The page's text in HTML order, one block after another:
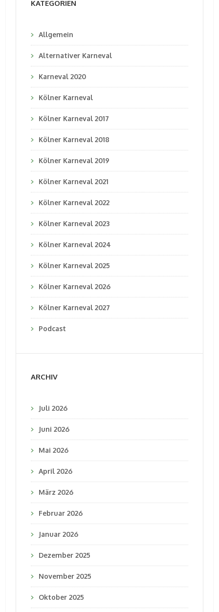
KATEGORIEN
Allgemein
Alternativer Karneval
Karneval 2020
Kölner Karneval
Kölner Karneval 2017
Kölner Karneval 2018
Kölner Karneval 2019
Kölner Karneval 2021
Kölner Karneval 2022
Kölner Karneval 2023
Kölner Karneval 2024
Kölner Karneval 2025
Kölner Karneval 2026
Kölner Karneval 2027
Podcast
ARCHIV
Juli 2026
Juni 2026
Mai 2026
April 2026
März 2026
Februar 2026
Januar 2026
Dezember 2025
November 2025
Oktober 2025